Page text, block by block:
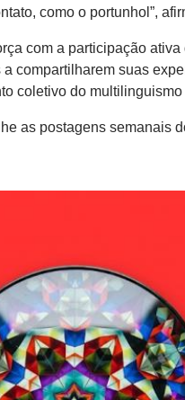
como o portunhol”,
com a participação
compartilharem suas
coletivo do
as postagens semanais